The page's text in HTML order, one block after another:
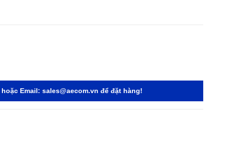
hoặc Email: sales@aecom.vn để đặt hàng!